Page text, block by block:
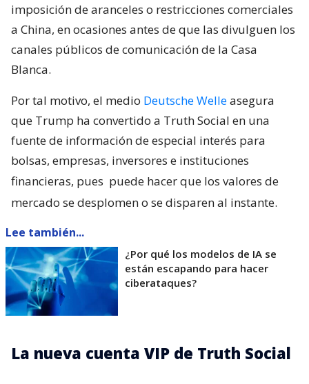
imposición de aranceles o restricciones comerciales
a China, en ocasiones antes de que las divulguen los
canales públicos de comunicación de la Casa
Blanca.
Por tal motivo, el medio Deutsche Welleasegura
que Trump ha convertido a Truth Social en una
fuente de información de especial interés para
bolsas, empresas, inversores e instituciones
financieras, pues puede hacer que los valores de
mercado se desplomen o se disparen al instante.
Lee también...
¿Por qué los modelos de IA se
están escapando para hacer
ciberataques?
La nueva cuenta VIP de Truth Social